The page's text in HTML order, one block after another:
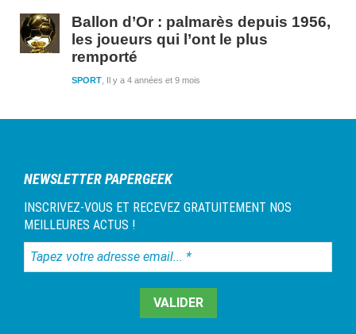
Ballon d’Or : palmarès depuis 1956,
les joueurs qui l’ont le plus
remporté
Il y a 4 années et 9 mois
SPORT
NEWSLETTER PAPERGEEK
INSCRIVEZ-VOUS ET RECEVEZ GRATUITEMENT NOS
MEILLEURES ACTUS !
Tapez
votre